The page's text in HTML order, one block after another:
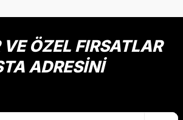
bozuk veya görüntülenemiyor.
eksik bilgiler bulunuyor.
daha pahalı.
ÖZEL FIRSATLAR
ADRESİNİ